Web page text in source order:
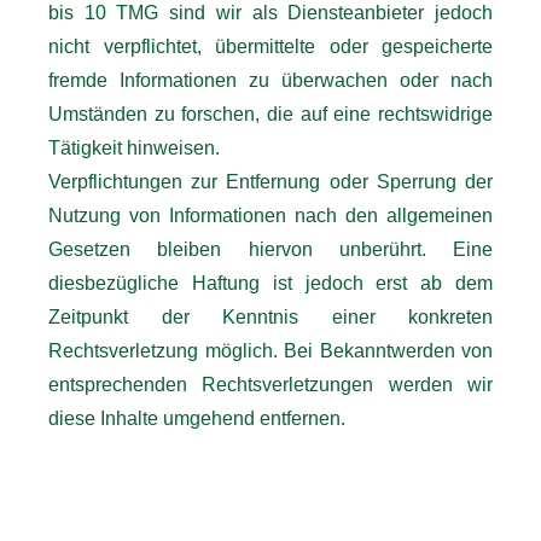
bis 10 TMG sind wir als Diensteanbieter jedoch
nicht verpflichtet, übermittelte oder gespeicherte
fremde Informationen zu überwachen oder nach
Umständen zu forschen, die auf eine rechtswidrige
Tätigkeit hinweisen.
Verpflichtungen zur Entfernung oder Sperrung der
Nutzung von Informationen nach den allgemeinen
Gesetzen bleiben hiervon unberührt. Eine
diesbezügliche Haftung ist jedoch erst ab dem
Zeitpunkt der Kenntnis einer konkreten
Rechtsverletzung möglich. Bei Bekanntwerden von
entsprechenden Rechtsverletzungen werden wir
diese Inhalte umgehend entfernen.